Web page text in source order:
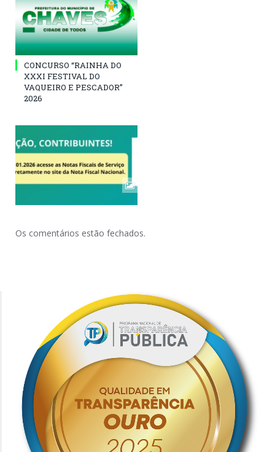
CONCURSO “RAINHA DO
XXXI FESTIVAL DO
VAQUEIRO E PESCADOR”
2026
Os comentários estão fechados.